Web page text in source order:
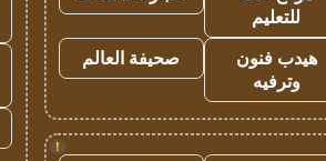
للتعليم
هيدب فنون
وترفيه
صحيفة العالم
!